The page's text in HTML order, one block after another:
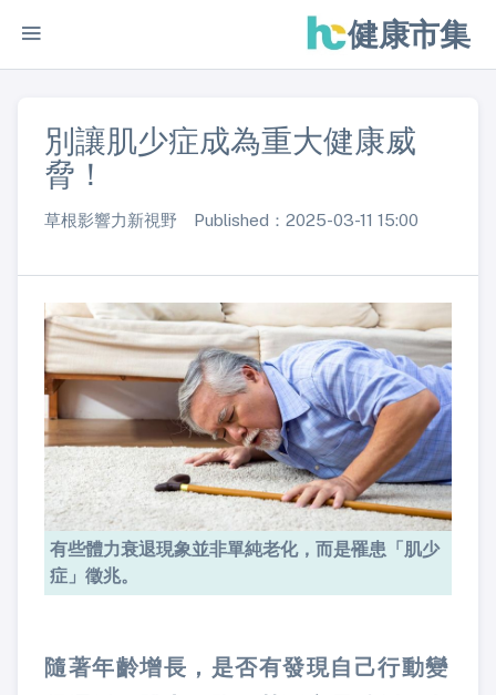
健康市集
別讓肌少症成為重大健康威
脅！
草根影響力新視野 Published：2025-03-11 15:00
有些體力衰退現象並非單純老化，而是罹患「肌少
症」徵兆。
隨著年齡增長，是否有發現自己行動變